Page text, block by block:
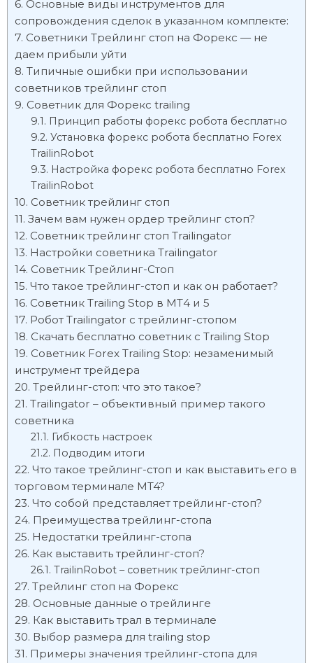
Основные виды инструментов для
сопровождения сделок в указанном комплекте:
Советники Трейлинг стоп на Форекс — не
даем прибыли уйти
Типичные ошибки при использовании
советников трейлинг стоп
Советник для Форекс trailing
Принцип работы форекс робота бесплатно
Установка форекс робота бесплатно Forex
TrailinRobot
Настройка форекс робота бесплатно Forex
TrailinRobot
Советник трейлинг стоп
Зачем вам нужен ордер трейлинг стоп?
Советник трейлинг стоп Trailingator
Настройки советника Trailingator
Советник Трейлинг-Стоп
Что такое трейлинг-стоп и как он работает?
Советник Trailing Stop в МТ4 и 5
Робот Trailingator с трейлинг-стопом
Скачать бесплатно советник c Trailing Stop
Советник Forex Trailing Stop: незаменимый
инструмент трейдера
Трейлинг-стоп: что это такое?
Trailingator – объективный пример такого
советника
Гибкость настроек
Подводим итоги
Что такое трейлинг-стоп и как выставить его в
торговом терминале MT4?
Что собой представляет трейлинг-стоп?
Преимущества трейлинг-стопа
Недостатки трейлинг-стопа
Как выставить трейлинг-стоп?
TrailinRobot – советник трейлинг-стоп
Трейлинг стоп на Форекс
Основные данные о трейлинге
Как выставить трал в терминале
Выбор размера для trailing stop
Примеры значения трейлинг-стопа для